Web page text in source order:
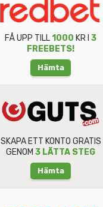
FÅ UPP TILL1000 KR I 3
FREEBETS!
Hämta
SKAPA ETT KONTO GRATIS
GENOM 3 LÄTTA STEG
Hämta